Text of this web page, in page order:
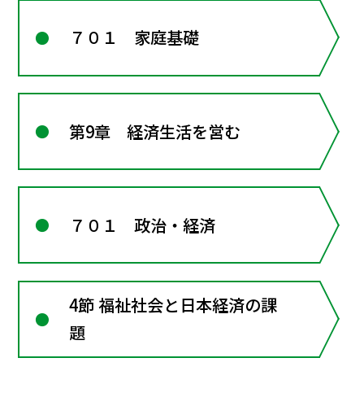
７０１ 家庭基礎
第9章 経済生活を営む
７０１ 政治・経済
4節 福祉社会と日本経済の課
題